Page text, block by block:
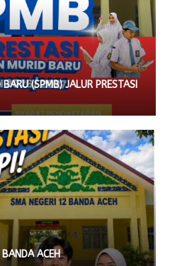
(SPMB) JALUR PRESTASI
ACEH